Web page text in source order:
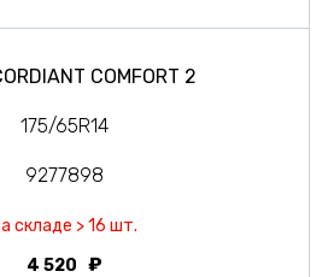
COMFORT 2
175/65R14
9277898
складе > 16 шт.
4 520